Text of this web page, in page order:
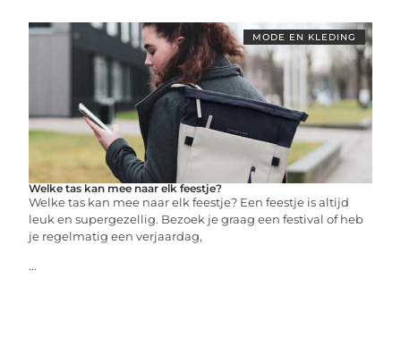
MODE EN KLEDING
Welke tas kan mee naar elk feestje?
Welke tas kan mee naar elk feestje? Een feestje is altijd
leuk en supergezellig. Bezoek je graag een festival of heb
je regelmatig een verjaardag,
...